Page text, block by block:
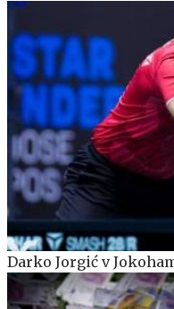
Darko Jorgić v